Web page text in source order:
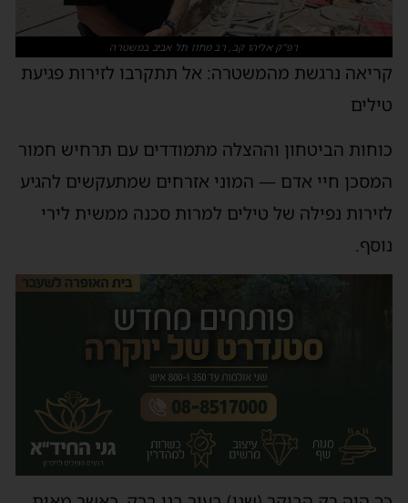
רפ”ק אליהו קב, רב מחוז תל אביב במשטרה
קריאה נרגשת מהמשטרה: אל תתקרבו לזירות פגיעת
טילים
כוחות הביטחון וההצלה מתמודדים עם תרחיש חמור
המסכן חיי אדם — המוני אזרחים שמתעקשים להגיע
לזירות נפילה של טילים למרות סכנה ממשית לירי
נוסף.